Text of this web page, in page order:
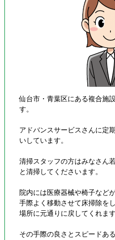
仙台市・青葉区にある複合施
す。
アドバンスサービスさんに定
いしています。
清掃スタッフの方はみなさん
と清掃してくださいます。
院内には医療器械や椅子など
手際よく移動させて床掃除を
場所に元通りに戻してくれます
その手際の良さとスピードあ